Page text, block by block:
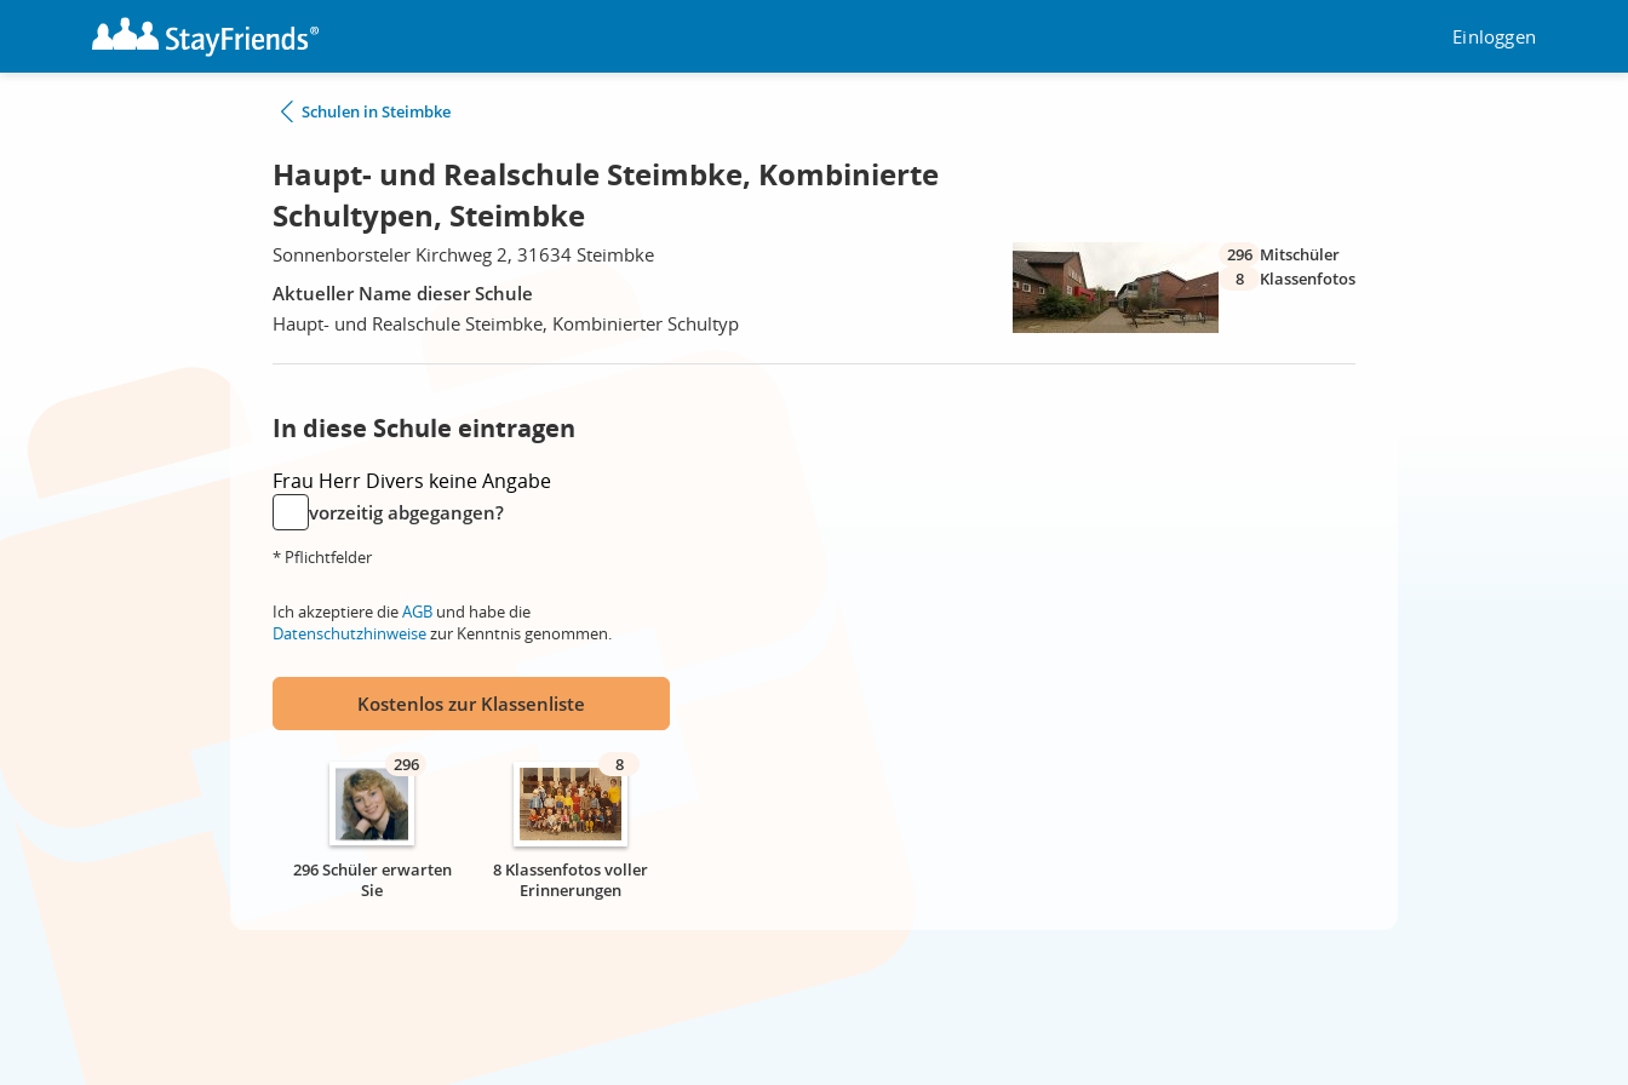
Einloggen
Schulen in Steimbke
Haupt- und Realschule Steimbke, Kombinierte
Schultypen, Steimbke
Sonnenborsteler Kirchweg 2, 31634 Steimbke
Aktueller Name dieser Schule
Haupt- und Realschule Steimbke, Kombinierter Schultyp
296 Mitschüler
8
Klassenfotos
In diese Schule eintragen
Frau Herr Divers keine Angabe
vorzeitig abgegangen?
* Pflichtfelder
Ich akzeptiere dieAGB und habe die
Datenschutzhinweisezur Kenntnis genommen.
Kostenlos zur Klassenliste
296
296 Schüler erwarten
Sie
8
8 Klassenfotos voller
Erinnerungen